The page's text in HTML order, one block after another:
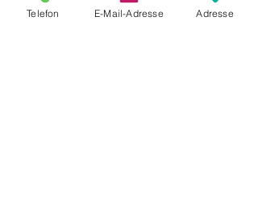
Telefon E-Mail-Adresse Adresse